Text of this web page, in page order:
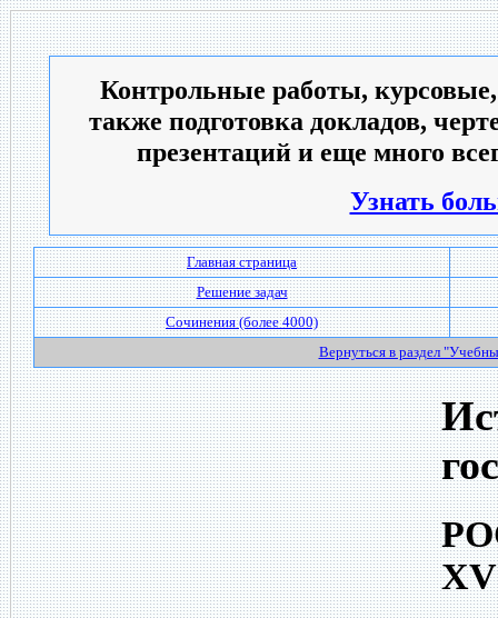
Контрольные работы,
также подготовка докладов,
презентаций и еще много
Узнать
Главная страница
Решение задач
Сочинения (более 4000)
Вернуться в раздел